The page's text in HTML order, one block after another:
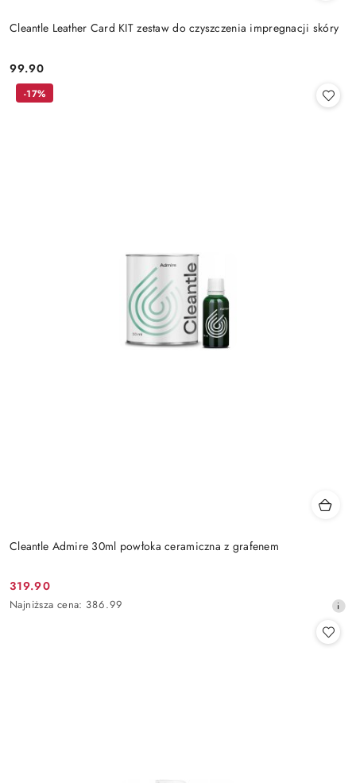
Cleantle Leather Card KIT zestaw do czyszczenia impregnacji skóry
Cena:
99.90
Cleantle Admire 30ml powłoka ceramiczna z grafenem
Cena
promocyjna:
319.90
Najniższa
Najniższa cena: 386.99
-17%